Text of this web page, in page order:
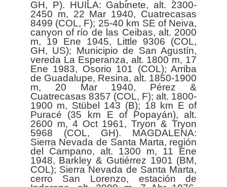
GH, P). HUILA: Gabinete, alt. 2300-
2450 m, 22 Mar 1940, Cuatrecasas
8499 (COL, F); 25-40 km SE of Neiva,
canyon of río de las Ceibas, alt. 2000
m, 19 Ene 1945, Little 9306 (COL,
GH, US); Municipio de San Agustín,
vereda La Esperanza, alt. 1800 m, 17
Ene 1983, Osorio 101 (COL); Arriba
de Guadalupe, Resina, alt. 1850-1900
m, 20 Mar 1940, Pérez &
Cuatrecasas 8357 (COL, F); alt. 1800-
1900 m, Stübel 143 (B); 18 km E of
Puracé (35 km E of Popayán), alt.
2600 m, 4 Oct 1961, Tryon & Tryon
5968 (COL, GH). MAGDALENA:
Sierra Nevada de Santa Marta, región
del Campano, alt. 1300 m, 11 Ene
1948, Barkley & Gutiérrez 1901 (BM,
COL); Sierra Nevada de Santa Marta,
cerro San Lorenzo, estación de